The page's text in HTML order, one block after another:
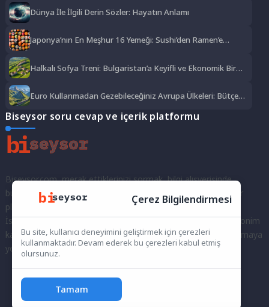
Dünya İle İlgili Derin Sözler: Hayatın Anlamı
Japonya’nın En Meşhur 16 Yemeği: Sushi’den Ramen’e
Halkalı Sofya Treni: Bulgaristan’a Keyifli ve Ekonomik Bir
Euro Kullanmadan Gezebileceğiniz Avrupa Ülkeleri: Bütçe
Biseysor soru cevap ve içerik platformu
Biseysor.com, merak ettiklerinizi sormak, bilgi alışverişinde
bulunmak ve fikirlerinizi paylaşmak için bir araya geldiğimiz bir
platformdur.
İster kayıtlı bir kullanıcı olarak topluluğumuza katılın, ister anonim
kalarak sorularınızı yöneltin; burada her türlü soruya ve tartışmaya
yer var. Bilgiyi keşfetmek ve paylaşmak için bize katılın!
Çerez Bilgilendirmesi
Bu site, kullanıcı deneyimini geliştirmek için çerezleri
kullanmaktadır. Devam ederek bu çerezleri kabul etmiş
olursunuz.
Tamam